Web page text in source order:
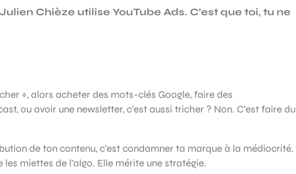
Chièze utilise YouTube Ads. C’est que toi, tu ne
», alors acheter des mots-clés Google, faire des
ou avoir une newsletter, c’est aussi tricher ? Non. C’est faire du
de ton contenu, c’est condamner ta marque à la médiocrité.
miettes de l’algo. Elle mérite une stratégie.